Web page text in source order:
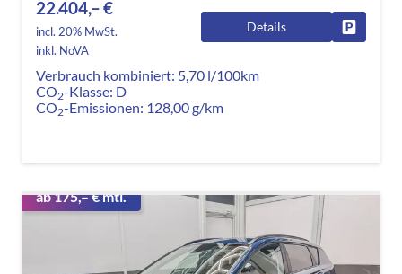
22.404,– €
incl. 20% MwSt.
inkl. NoVA
Details
Verbrauch kombiniert: 5,70 l/100km
CO2-Klasse: D
CO2-Emissionen: 128,00 g/km
ab 175,– € mtl.